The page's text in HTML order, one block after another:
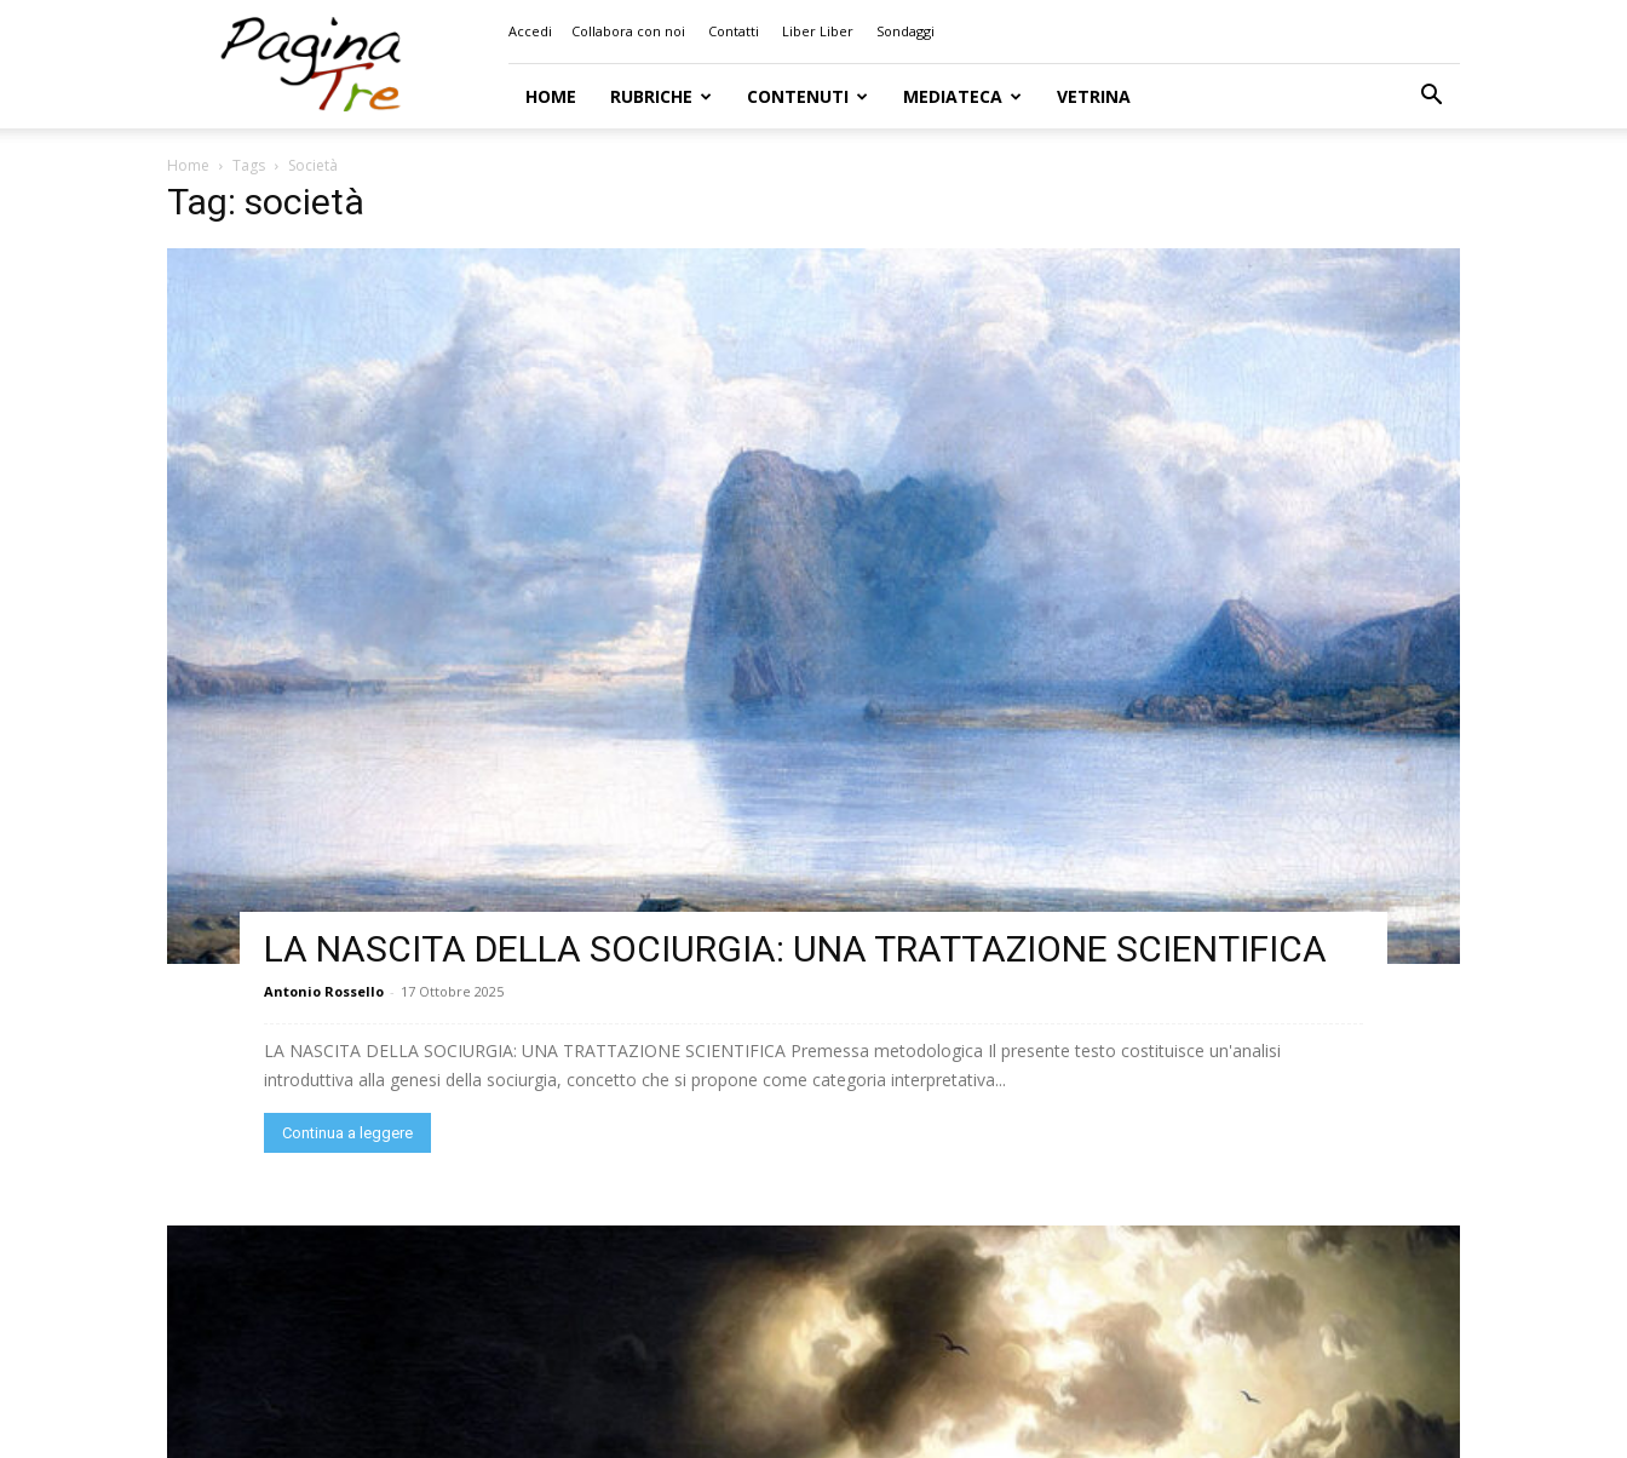
Accedi Collabora con noi Contatti Liber Liber Sondaggi
HOME RUBRICHE CONTENUTI MEDIATECA VETRINA
Home Tags Società
Tag: società
LA NASCITA DELLA SOCIURGIA: UNA TRATTAZIONE SCIENTIFICA
Antonio Rossello - 17 Ottobre 2025
LA NASCITA DELLA SOCIURGIA: UNA TRATTAZIONE SCIENTIFICA Premessa metodologica Il presente testo costituisce un'analisi
introduttiva alla genesi della sociurgia, concetto che si propone come categoria interpretativa...
Continua a leggere